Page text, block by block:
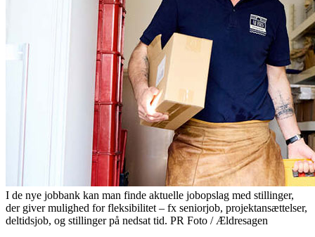
I de nye jobbank kan man finde aktuelle jobopslag med stillinger,
der giver mulighed for fleksibilitet – fx seniorjob, projektansættelser,
deltidsjob, og stillinger på nedsat tid. PR Foto / Ældresagen